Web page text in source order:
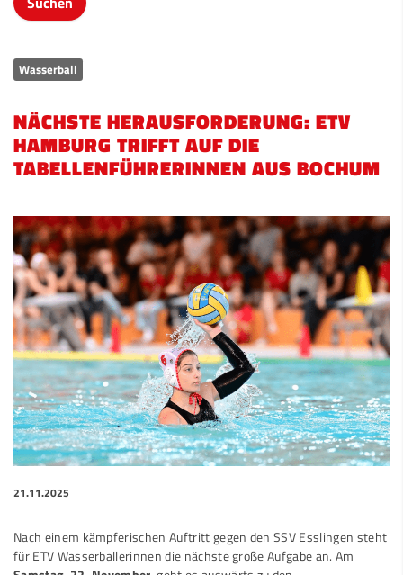
Wasserball
NÄCHSTE HERAUSFORDERUNG: ETV
HAMBURG TRIFFT AUF DIE
TABELLENFÜHRERINNEN AUS BOCHUM
21.11.2025
Nach einem kämpferischen Auftritt gegen den SSV Esslingen steht
für ETV Wasserballerinnen die nächste große Aufgabe an. Am